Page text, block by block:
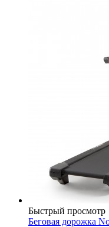
Быстрый просмотр
Беговая дорожка